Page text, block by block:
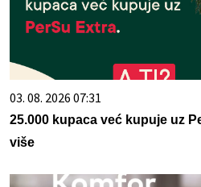
03. 08. 2026 07:31
25.000 kupaca već kupuje uz
više